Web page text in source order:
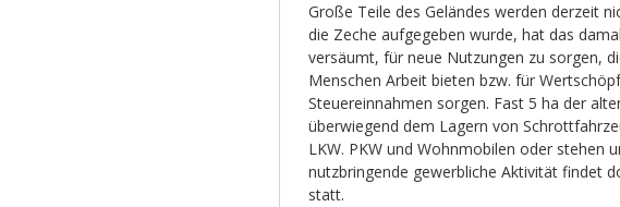
Große Teile des Geländes werden derzeit
die Zeche aufgegeben wurde, hat das
versäumt, für neue Nutzungen zu sorgen,
Menschen Arbeit bieten bzw. für
Steuereinnahmen sorgen. Fast 5 ha der
überwiegend dem Lagern von
LKW. PKW und Wohnmobilen oder stehen
nutzbringende gewerbliche Aktivität findet
statt.